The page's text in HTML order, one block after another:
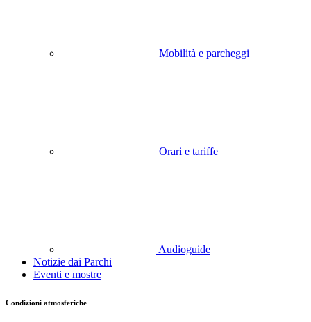
Mobilità e parcheggi
Orari e tariffe
Audioguide
Notizie dai Parchi
Eventi e mostre
Condizioni atmosferiche